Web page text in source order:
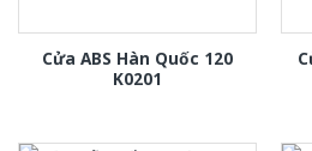
Cửa ABS Hàn Quốc 120
K0201